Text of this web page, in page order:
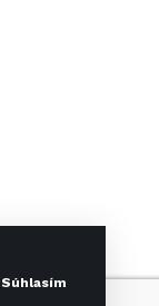
Súhlasím